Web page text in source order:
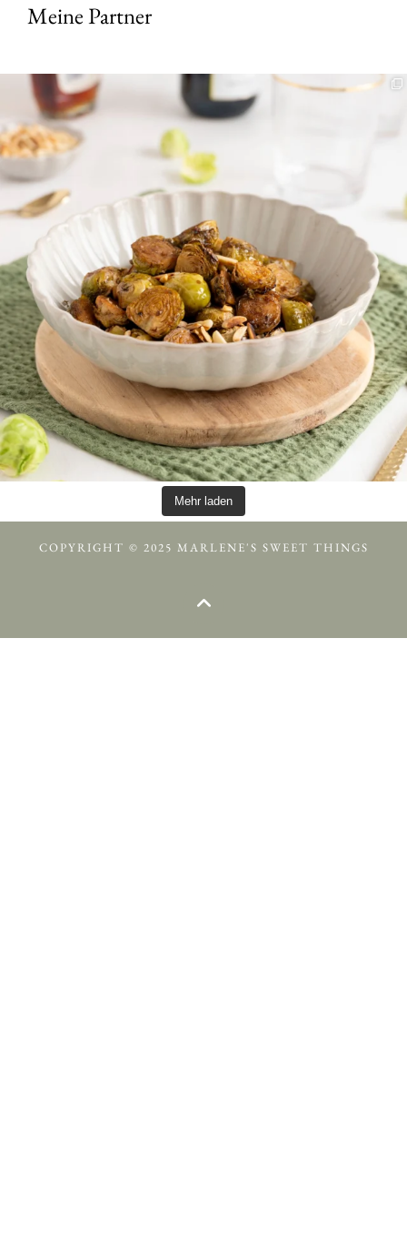
Meine Partner
Mehr laden
COPYRIGHT © 2025 MARLENE'S SWEET THINGS